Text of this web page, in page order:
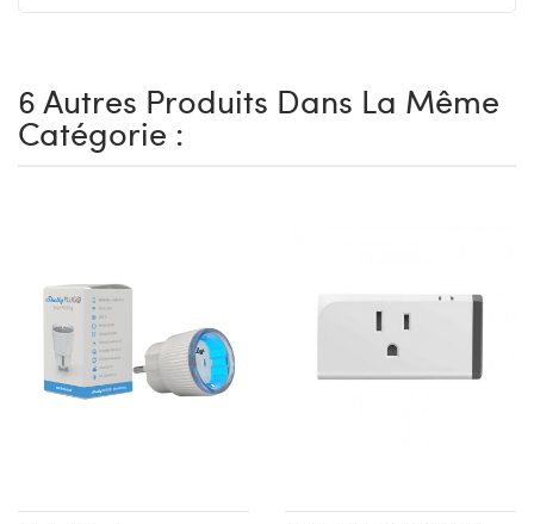
6 Autres Produits Dans La Même
Catégorie :